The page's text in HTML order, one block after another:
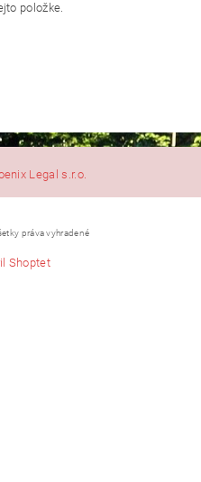
položke.
Legal s.r.o.
práva vyhradené
Shoptet